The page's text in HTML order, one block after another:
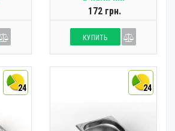
172 грн.
КУПИТЬ
24 24